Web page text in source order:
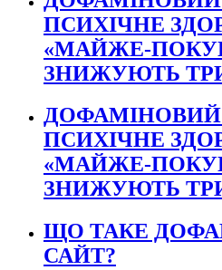
ПСИХІЧНЕ
«МАЙЖЕ-
ЗНИЖУЮТЬ
ПСИХІЧНЕ
«МАЙЖЕ-
ЗНИЖУЮТЬ
ЩО ТАКЕ
САЙТ?